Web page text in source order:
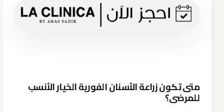
متى تكون زراعة الأسنان الفورية الخيار الأنسب
للمرضى؟